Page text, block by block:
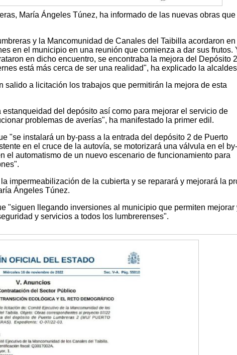
María Ángeles Túnez, ha informado de las nuevas obras que
y la Mancomunidad de Canales del Taibilla acordaron en
en el municipio en una reunión que comienza a dar sus frutos.
en dicho encuentro, se encontraba la mejora del Depósito
está más cerca de ser una realidad", ha explicado la
salido a licitación los trabajos que permitirán la mejora de esta
del depósito así como para mejorar el servicio de
problemas de averías", ha manifestado la primer edil.
"se instalará un by-pass a la entrada del depósito 2 de Puerto
en el cruce de la autovía, se motorizará una válvula en el
el automatismo de un nuevo escenario de funcionamiento para
impermeabilización de la cubierta y se reparará y mejorará la
Ángeles Túnez.
"siguen llegando inversiones al municipio que permiten mejorar
y servicios a todos los lumbrerenses".